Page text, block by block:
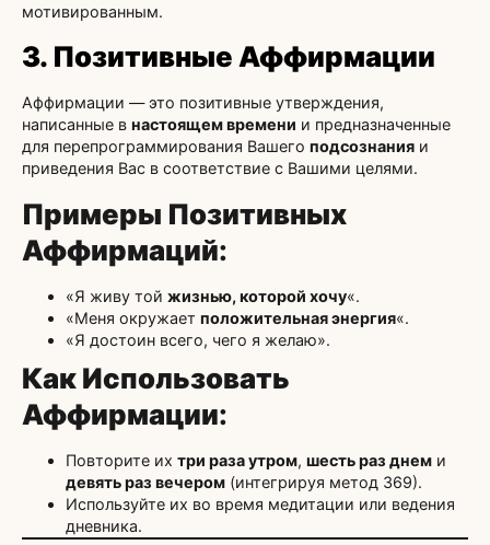
мотивированным.
3. Позитивные Аффирмации
Аффирмации — это позитивные утверждения,
написанные в настоящем времени и предназначенные
для перепрограммирования Вашего подсознания и
приведения Вас в соответствие с Вашими целями.
Примеры Позитивных
Аффирмаций:
«Я живу той жизнью, которой хочу«.
«Меня окружает положительная энергия«.
«Я достоин всего, чего я желаю».
Как Использовать
Аффирмации:
Повторите их три раза утром, шесть раз днем и
девять раз вечером (интегрируя метод 369).
Используйте их во время медитации или ведения
дневника.